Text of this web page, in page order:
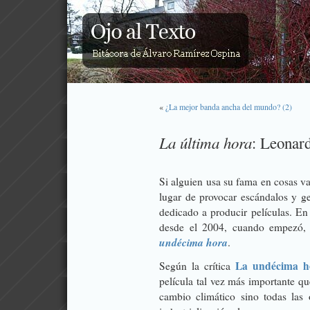
« ¿La mejor banda ancha del mundo? (2)
La última hora:
Si alguien usa su fama en cosas
lugar de provocar escándalos y
dedicado a producir películas.
desde el 2004, cuando
undécima hora.
Según la crítica La undécima
película tal vez más importante
cambio climático sino todas